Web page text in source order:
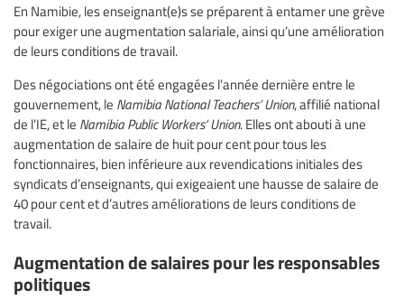
En Namibie, les enseignant(e)s se préparent à entamer une grève
pour exiger une augmentation salariale, ainsi qu’une amélioration
de leurs conditions de travail.
Des négociations ont été engagées l’année dernière entre le
gouvernement, le Namibia National Teachers’ Union, affilié national
de l’IE, et le Namibia Public Workers’ Union. Elles ont abouti à une
augmentation de salaire de huit pour cent pour tous les
fonctionnaires, bien inférieure aux revendications initiales des
syndicats d’enseignants, qui exigeaient une hausse de salaire de
40 pour cent et d’autres améliorations de leurs conditions de
travail.
Augmentation de salaires pour les responsables
politiques